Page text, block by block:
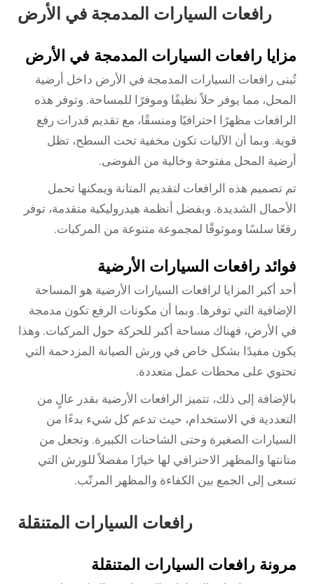
رافعات السيارات المدمجة في الأرض
مزايا رافعات السيارات المدمجة في الأرض
تُبنى رافعات السيارات المدمجة في الأرض داخل أرضية
المحل، مما يوفر حلاً نظيفًا وموفرًا للمساحة. وتوفر هذه
الرافعات مظهرًا احترافيًا ومنسقًا، مع تقديم قدرات رفع
قوية. وبما أن الآليات تكون مخفية تحت السطح، تظل
أرضية المحل مفتوحة وخالية من الفوضى.
تم تصميم هذه الرافعات لتقديم المتانة ويمكنها تحمل
الأحمال الشديدة. وبفضل أنظمة هيدروليكية متقدمة، توفر
رفعًا سلسًا وموثوقًا لمجموعة متنوعة من المركبات.
فوائد رافعات السيارات الأرضية
أحد أكبر المزايا لرافعات السيارات الأرضية هو المساحة
الإضافية التي توفرها. وبما أن مكونات الرفع تكون مدمجة
في الأرض، فهناك مساحة أكبر للحركة حول المركبات. وهذا
يكون مفيدًا بشكل خاص في ورش الصيانة المزدحمة التي
تحتوي على محطات عمل متعددة.
بالإضافة إلى ذلك، تتميز الرافعات الأرضية بقدر عالٍ من
التعددية في الاستخدام، حيث تدعم كل شيء بدءًا من
السيارات الصغيرة وحتى الشاحنات الكبيرة. وتجعل من
متانتها والمظهر الاحترافي لها خيارًا مفضلاً للورش التي
تسعى إلى الجمع بين الكفاءة والمظهر المرتّب.
رافعات السيارات المتنقلة
مرونة رافعات السيارات المتنقلة